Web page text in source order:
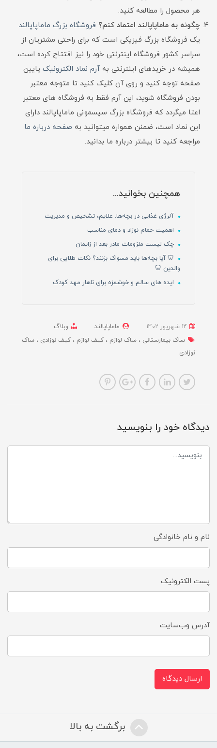
هر محصول را مطالعه کنید.
چگونه به ماماپاپالند اعتماد کنم؟ فروشگاه بزرگ ماماپاپالند
یک فروشگاه بزرگ فیزیکی است که برای راحتی مشتریان از
سراسر کشور فروشگاه اینترنتی خود را نیز افتتاح کرده است،
همیشه در خریدهای اینترنتی به آرم نماد الکترونیک پایین
صفحه توجه کنید و روی آن کلیک کنید تا متوجه معتبر
بودن فروشگاه شوید، این آرم فقط به فروشگاه های معتبر
اعتا میگردد که فروشگاه بزرگ سیسمونی ماماپاپالند دارای
این نماد است، ضمنن همواره میتوانید به صفحه درباره ما
مراجعه کنید تا بیشتر درباره ما بدانید.
همچنین بخوانید...
آلرژی غذایی در بچه‌ها: علایم، تشخیص و مدیریت
اهمیت حمام نوزاد و دمای مناسب
چک لیست ملزومات مادر بعد از زایمان
🦷 آیا بچه‌ها باید مسواک بزنند؟ نکات طلایی برای
والدین 🦷
ایده های سالم و خوشمزه برای ناهار مهد کودک
ماماپاپالند
وبلاگ
ساک بیمارستانی
ساک لوازم کیف لوازم کیف نوزادی
ساک
نوزادی
دیدگاه خود را بنویسید
نام و نام خانوادگی
پست الکترونیک
آدرس وب‌سایت
ارسال دیدگاه
برگشت به بالا